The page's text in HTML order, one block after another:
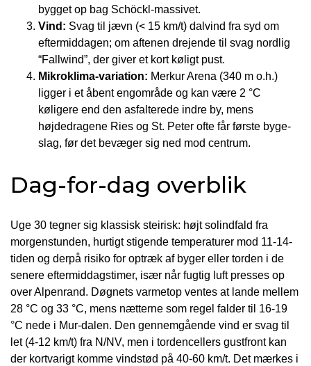
bygget op bag Schöckl-massivet.
Vind: Svag til jævn (< 15 km/t) dalvind fra syd om
eftermiddagen; om aftenen drejende til svag nordlig
“Fallwind”, der giver et kort køligt pust.
Mikroklima-variation: Merkur Arena (340 m o.h.)
ligger i et åbent engområde og kan være 2 °C
køligere end den asfalterede indre by, mens
højdedragene Ries og St. Peter ofte får første byge-
slag, før det bevæger sig ned mod centrum.
Dag-for-dag overblik
Uge 30 tegner sig klassisk steirisk: højt solindfald fra
morgenstunden, hurtigt stigende temperaturer mod 11-14-
tiden og derpå risiko for optræk af byger eller torden i de
senere eftermiddagstimer, især når fugtig luft presses op
over Alpenrand. Døgnets varme­top ventes at lande mellem
28 °C og 33 °C, mens nætterne som regel falder til 16-19
°C nede i Mur-dalen. Den gennemgående vind er svag til
let (4-12 km/t) fra N/NV, men i torden­cellers gustfront kan
der kortvarigt komme vindstød på 40-60 km/t. Det mærkes i